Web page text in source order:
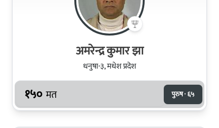
अमरेन्द्र कुमार झा
धनुषा-३, मधेश प्रदेश
१५० मत पुरुष · ६५